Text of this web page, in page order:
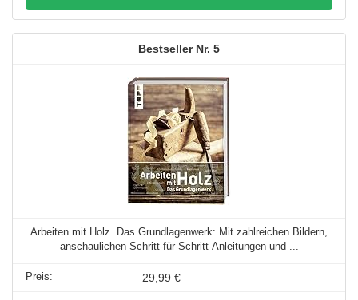
5
Arbeiten mit Holz. Das Grundlagenwerk: Mit zahlreichen Bildern,
anschaulichen Schritt-für-Schritt-Anleitungen und ...
29,99 €